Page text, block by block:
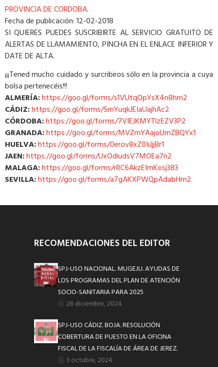
PROVINCIA DE CORDOBA.
Fecha de publicación: 12-02-2018
SI QUIERES PUEDES SUSCRIBIRTE AL SERVICIO GRATUITO DE
ALERTAS DE LLAMAMIENTO, PINCHA EN EL ENLACE INFERIOR Y
DATE DE ALTA.
¡¡¡Tened mucho cuidado y surcribiros sólo en la provincia a cuya
bolsa pertenecéis!!!
ALMERÍA:https://goo.gl/forms/s1VUtqOpYsX4n8hm2
CÁDIZ:https://goo.gl/forms/SmYuqkJEIaUajhAc2
CÓRDOBA:https://goo.gl/forms/7VIEJKMYTlzEZV3P2
GRANADA:https://goo.gl/forms/MVZmYAajoUmZBQYx1
HUELVA:https://goo.gl/forms/0erov8xZ0IiJjjBr1
JAEN:https://goo.gl/forms/UxOdiudsV7MOEa7n2
MALAGA:https://goo.gl/forms/rRC6AkzEImKosj383
SEVILLA:https://goo.gl/forms/a7gAKXPWQpAdabHm2
RECOMENDACIONES DEL EDITOR
SPJ-USO NACIONAL. MUGEJU. AYUDAS DE
LOS PROGRAMAS DEL PLAN DE ATENCIÓN
SOCIO-SANITARIA PARA 2025
28 diciembre, 2024
SPJ-USO CÁDIZ. BOJA. RESOLUCIÓN
COBERTURA DE PUESTO EN LA OFICINA
FISCAL DE LA FISCALÍA DE ÁREA DE JEREZ.
3 octubre, 2024